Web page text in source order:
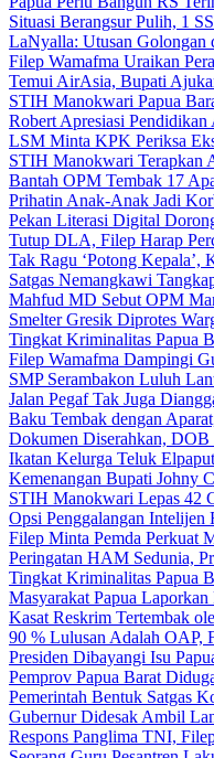
Situasi Berangsur Pulih, 1
LaNyalla: Utusan Golongan
Filep Wamafma Uraikan
Temui AirAsia, Bupati
STIH Manokwari Papua
Robert Apresiasi
LSM Minta KPK Periksa
STIH Manokwari Terapkan
Bantah OPM Tembak 17
Prihatin Anak-Anak Jadi
Pekan Literasi Digital
Tutup DLA, Filep Harap
Tak Ragu ‘Potong Kepala’,
Satgas Nemangkawi
Mahfud MD Sebut OPM
Smelter Gresik Diprotes
Tingkat Kriminalitas Papua
Filep Wamafma Dampingi
SMP Serambakon Luluh
Jalan Pegaf Tak Juga
Baku Tembak dengan
Dokumen Diserahkan, DOB
Ikatan Kelurga Teluk
Kemenangan Bupati Johny
STIH Manokwari Lepas 42
Opsi Penggalangan Intelijen
Filep Minta Pemda Perkuat
Peringatan HAM Sedunia,
Tingkat Kriminalitas Papua
Masyarakat Papua
Kasat Reskrim Tertembak
90 % Lulusan Adalah OAP,
Presiden Dibayangi Isu
Pemprov Papua Barat
Pemerintah Bentuk Satgas
Gubernur Didesak Ambil
Respons Panglima TNI,